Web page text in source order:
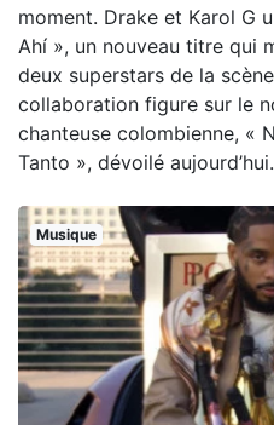
moment. Drake et Karol G
Ahí », un nouveau titre qui
deux superstars de la
collaboration figure sur le
chanteuse colombienne, «
Tanto », dévoilé aujourd’hui.
Musique